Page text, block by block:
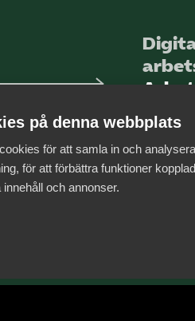
Logga in
Bli
på denna webbplats
för att samla in och
för att förbättra funktioner
och annonser.